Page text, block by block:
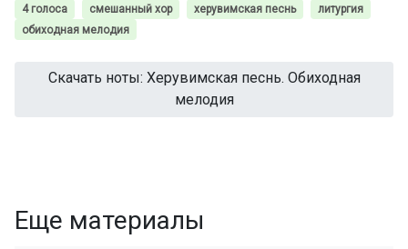
4 голоса смешанный хор херувимская песнь
литургия
обиходная мелодия
Скачать ноты: Херувимская песнь. Обиходная
мелодия
Еще материалы